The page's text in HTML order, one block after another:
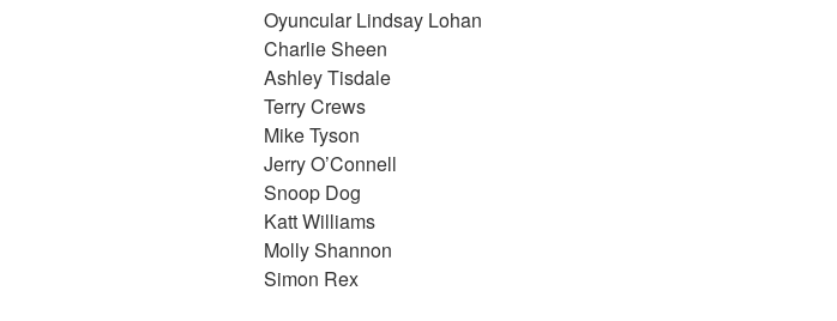
Oyuncular Lindsay Lohan
Charlie Sheen
Ashley Tisdale
Terry Crews
Mike Tyson
Jerry O’Connell
Snoop Dog
Katt Williams
Molly Shannon
Simon Rex